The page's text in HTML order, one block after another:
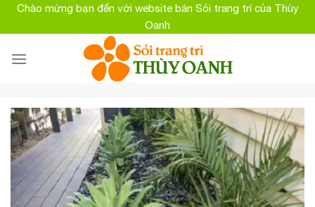
SkipChào mừng bạn đến với website bán Sỏi trang trí của Thùy
Oanh